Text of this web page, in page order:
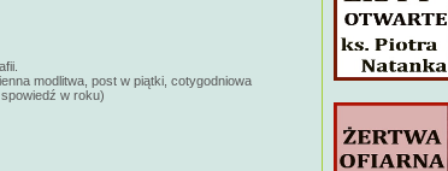
modlitwa, post w piątki, cotygodniowa
w roku)